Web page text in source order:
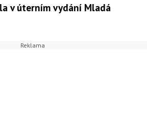
v úterním vydání Mladá